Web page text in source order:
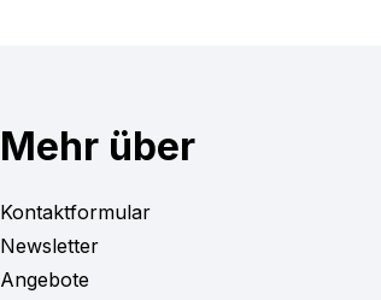
Mehr über
Kontaktformular
Newsletter
Angebote